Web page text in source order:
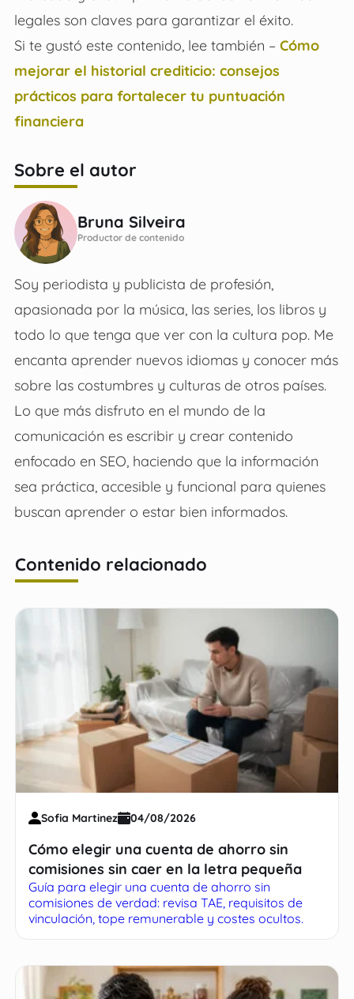
legales son claves para garantizar el éxito.
Si te gustó este contenido, lee también – Cómo
mejorar el historial crediticio: consejos
prácticos para fortalecer tu puntuación
financiera
Sobre el autor
Bruna Silveira
Productor de contenido
Soy periodista y publicista de profesión,
apasionada por la música, las series, los libros y
todo lo que tenga que ver con la cultura pop. Me
encanta aprender nuevos idiomas y conocer más
sobre las costumbres y culturas de otros países.
Lo que más disfruto en el mundo de la
comunicación es escribir y crear contenido
enfocado en SEO, haciendo que la información
sea práctica, accesible y funcional para quienes
buscan aprender o estar bien informados.
Contenido relacionado
Sofia Martinez 04/08/2026
Cómo elegir una cuenta de ahorro sin
comisiones sin caer en la letra pequeña
Guía para elegir una cuenta de ahorro sin
comisiones de verdad: revisa TAE, requisitos de
vinculación, tope remunerable y costes ocultos.